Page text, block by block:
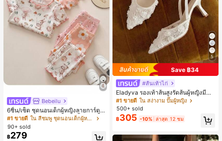
Bebeilu
6ชิ้น/เซ็ต ชุดนอนเด็กผู้หญิงลายการ์ตูน
หมีและดอกไม้ คอกลม แขนสั้น กางเกง
ขาสั้น ขอบระบาย สวมใส่สบาย
#1 ขายดี
ใน สีชมพู ชุดนอนเด็กผู้หญิง
90+ sold
฿279
5
Save ฿34
#ส้นเท้าไก่
Eladyva รองเท้าส้นสูงรัดส้นผู้หญิงมีดอ
กไม้ประดับตาข่ายเสริมและสามารถสว
มได้สองแบบ ส้นสูง 7 ซม. รูปแบบโรมัน
หรูหรา ส้นเข็ม ลุคเทพนิยาย
#1 ขายดี ใน สง่างาม ปั๊มผู้หญิง
500+ sold
฿305 -10% ล่าสุด 12 ชม